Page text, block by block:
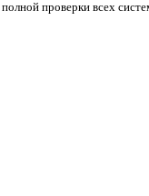
проверки всех